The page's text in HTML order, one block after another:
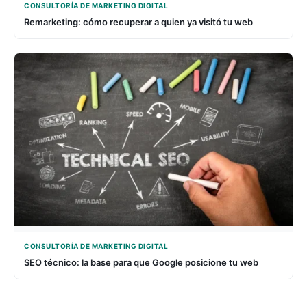
CONSULTORÍA DE MARKETING DIGITAL
Remarketing: cómo recuperar a quien ya visitó tu web
CONSULTORÍA DE MARKETING DIGITAL
SEO técnico: la base para que Google posicione tu web